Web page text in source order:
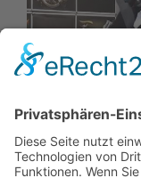
Wir wollen Ihr